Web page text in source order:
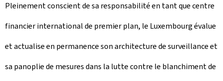
Pleinement conscient de sa responsabilité en tant que centre
financier international de premier plan, le Luxembourg évalue
et actualise en permanence son architecture de surveillance et
sa panoplie de mesures dans la lutte contre le blanchiment de